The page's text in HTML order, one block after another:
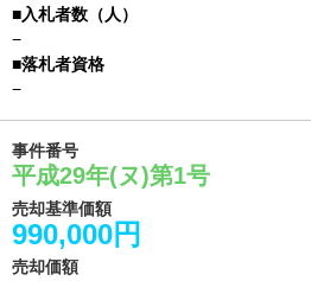
−
−
事件番号
平成29年(ヌ)第1号
売却基準価額
990,000円
売却価額